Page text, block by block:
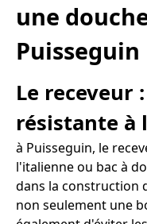
une
Puisseguin
Le receveur
résistante à
à Puisseguin, le
l'italienne ou bac à
dans la construction
non seulement une